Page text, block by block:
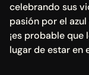
celebrando sus
pasión por el
¡es probable
lugar de estar en